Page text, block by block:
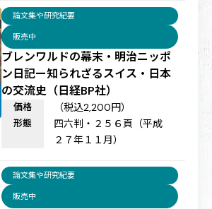
ブレンワルドの幕末・明治ニッポ
ン日記ー知られざるスイス・日本
の交流史（日経BP社）
論文集や研究紀要
販売中
価格 （税込2,200円）
形態
四六判・２５６頁（平成
２７年１１月）
論文集や研究紀要
販売中